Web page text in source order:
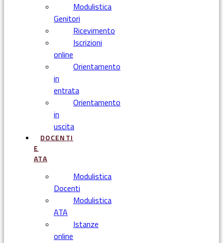
Modulistica
Genitori
Ricevimento
Iscrizioni
online
Orientamento
in
entrata
Orientamento
in
uscita
DOCENTI
E
ATA
Modulistica
Docenti
Modulistica
ATA
Istanze
online